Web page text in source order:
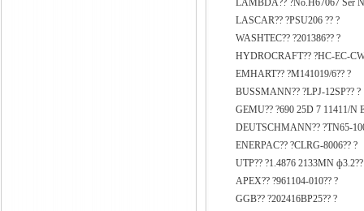
LAMBDA?? ?No.H67067 Ser
LASCAR?? ?PSU206 ?? ?
WASHTEC?? ?201386?? ?
HYDROCRAFT?? ?HC-EC-
EMHART?? ?M141019/6?? ?
BUSSMANN?? ?LPJ-12SP?? ?
GEMU?? ?690 25D 7 11411/N
DEUTSCHMANN?? ?TN65-
ENERPAC?? ?CLRG-8006?? ?
UTP?? ?1.4876 2133MN
APEX?? ?961104-010?? ?
GGB?? ?202416BP25?? ?